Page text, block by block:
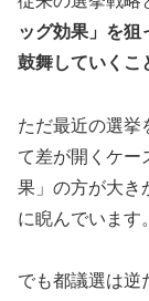
ッグ効果」を狙
鼓舞していくこ
ただ最近の選挙
て差が開くケー
果」の方が大き
に睨んでいます。
でも都議選は